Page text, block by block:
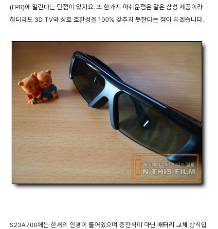
(FPR)에 밀린다는 단점이 있지요. 또 한가지 아쉬운점은 같은 삼성 제품이라
하더라도 3D TV와 상호 호환성을 100% 갖추지 못한다는 점이 되겠습니다.
S23A700에는 한개의 안경이 들어있으며 충전식이 아닌 배터리 교체 방식입